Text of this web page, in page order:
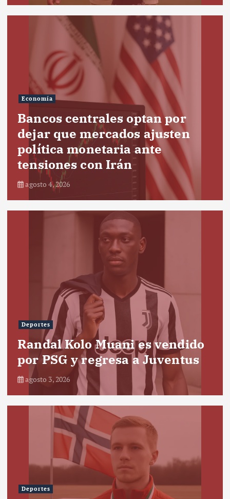
Economía
Bancos centrales optan por
dejar que mercados ajusten
política monetaria ante
tensiones con Irán
agosto 4, 2026
Deportes
Randal Kolo Muani es vendido
por PSG y regresa a Juventus
agosto 3, 2026
Deportes